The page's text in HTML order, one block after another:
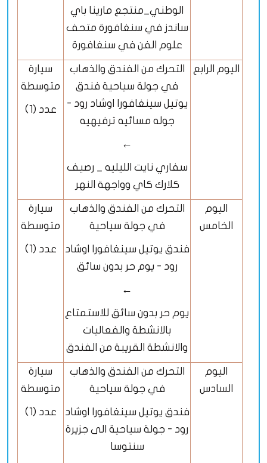
الوطني_منتجع مارينا باي
ساندز في سنغافورة متحف
علوم الفن في سنغافورة
اليوم الرابع
التحرك من الفندق والذهاب
في جولة سياحية فندق
يوتيل سينغافورا اوشاد رود -
جوله مسائيه ترفيهيه
←
سفاري نايت الليليه _ رصيف
كلارك كاي وواجهة النهر
سيارة
متوسطة
عدد (1)
اليوم
الخامس
التحرك من الفندق والذهاب
في جولة سياحية
فندق يوتيل سينغافورا اوشاد
رود - يوم حر بدون سائق
←
يوم حر بدون سائق للاستمتاع
بالانشطة والفعاليات
والانشطة القريبة من الفندق
سيارة
متوسطة
عدد (1)
اليوم
السادس
التحرك من الفندق والذهاب
في جولة سياحية
فندق يوتيل سينغافورا اوشاد
رود - جولة سياحية الى جزيرة
سنتوسا
سيارة
متوسطة
عدد (1)